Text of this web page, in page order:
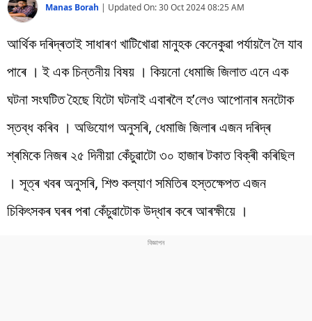
Manas Borah | Updated On:30 Oct 2024 08:25 AM
আৰ্থিক দৰিদ্ৰতাই সাধাৰণ খাটিখোৱা মানুহক কেনেকুৱা পৰ্যায়লৈ লৈ যাব
পাৰে । ই এক চিন্তনীয় বিষয় । কিয়নো ধেমাজি জিলাত এনে এক
ঘটনা সংঘটিত হৈছে যিটো ঘটনাই এবাৰলৈ হ’লেও আপোনাৰ মনটোক
স্তব্ধ কৰিব । অভিযোগ অনুসৰি, ধেমাজি জিলাৰ এজন দৰিদ্ৰ
শ্ৰমিকে নিজৰ ২৫ দিনীয়া কেঁচুৱাটো ৩০ হাজাৰ টকাত বিক্ৰী কৰিছিল
। সূত্ৰ খবৰ অনুসৰি, শিশু কল্যাণ সমিতিৰ হস্তক্ষেপত এজন
চিকিৎসকৰ ঘৰৰ পৰা কেঁচুৱাটোক উদ্ধাৰ কৰে আৰক্ষীয়ে ।